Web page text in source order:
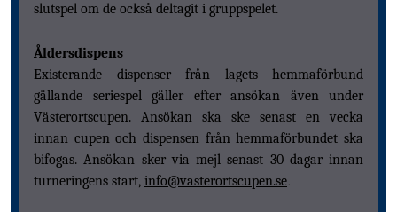
slutspel om de också deltagit i gruppspelet.
Åldersdispens
Existerande dispenser från lagets hemmaförbund
gällande seriespel gäller efter ansökan även under
Västerortscupen. Ansökan ska ske senast en vecka
innan cupen och dispensen från hemmaförbundet ska
bifogas. Ansökan sker via mejl senast 30 dagar innan
turneringens start, info@vasterortscupen.se